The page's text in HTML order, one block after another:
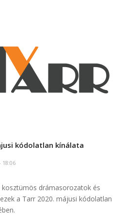
kódolatlan kínálata
18:06
drámasorozatok és
a Tarr 2020. májusi kódolatlan